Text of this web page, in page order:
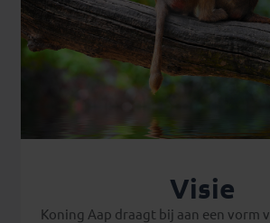
Visie
Koning Aap draagt bij aan een vorm